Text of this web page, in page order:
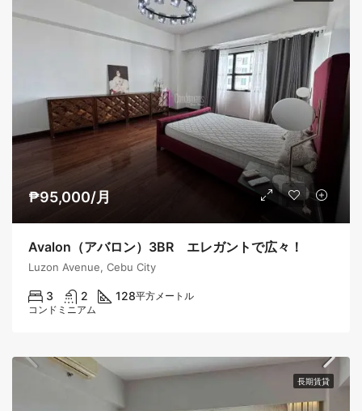
₱95,000/月
Avalon（アバロン）3BR エレガントで広々！
Luzon Avenue, Cebu City
3 2 128平方メートル
コンドミニアム
長期賃貸